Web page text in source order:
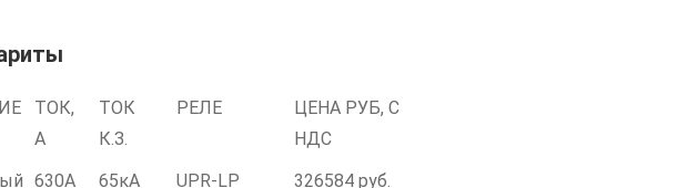
ТОК,
А
ТОК
К.З.
РЕЛЕ
ЦЕНА РУБ, С
НДС
630А 65кА UPR-LP
326584 руб.